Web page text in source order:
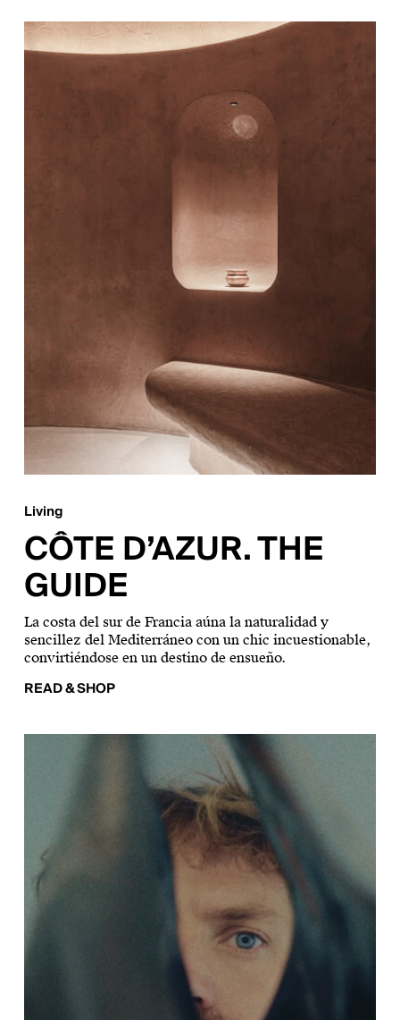
Living
CÔTE D’AZUR. THE
GUIDE
La costa del sur de Francia aúna la naturalidad y
sencillez del Mediterráneo con un chic incuestionable,
convirtiéndose en un destino de ensueño.
READ & SHOP